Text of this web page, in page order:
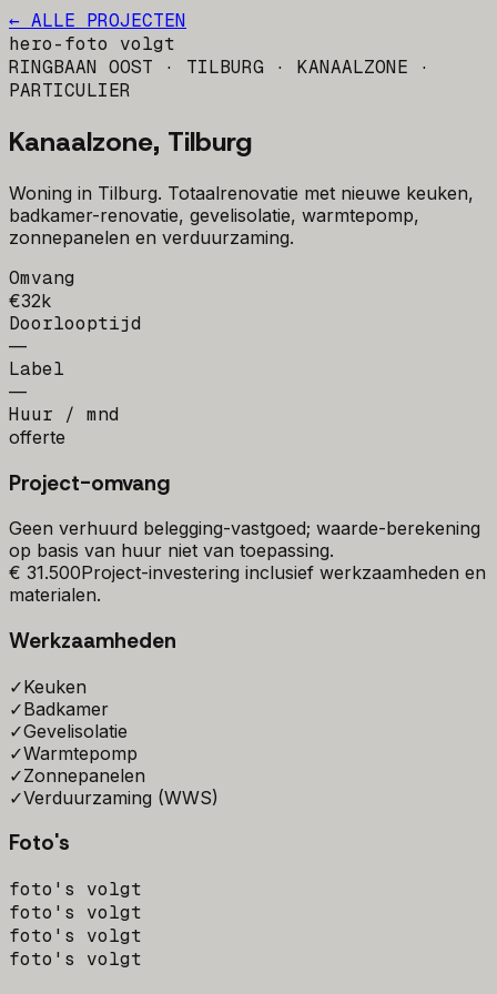
← ALLE PROJECTEN
hero-foto volgt
RINGBAAN OOST · TILBURG · KANAALZONE ·
PARTICULIER
Kanaalzone, Tilburg
Woning in Tilburg. Totaalrenovatie met nieuwe keuken,
badkamer-renovatie, gevelisolatie, warmtepomp,
zonnepanelen en verduurzaming.
Omvang
€32k
Doorlooptijd
—
Label
—
Huur / mnd
offerte
Project-omvang
Geen verhuurd belegging-vastgoed; waarde-berekening
op basis van huur niet van toepassing.
€ 31.500Project-investering inclusief werkzaamheden en
materialen.
Werkzaamheden
✓Keuken
✓Badkamer
✓Gevelisolatie
✓Warmtepomp
✓Zonnepanelen
✓Verduurzaming (WWS)
Foto's
foto's volgt
foto's volgt
foto's volgt
foto's volgt